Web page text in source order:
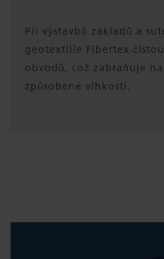
Při výstavbě základů a
geotextilie Fibertex
obvodů, což zabraňuje
způsobené vlhkostí.